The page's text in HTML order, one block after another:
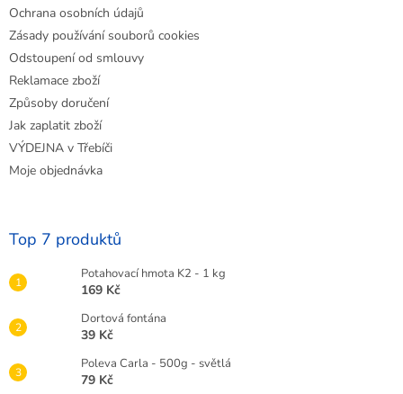
Ochrana osobních údajů
Zásady používání souborů cookies
Odstoupení od smlouvy
Reklamace zboží
Způsoby doručení
Jak zaplatit zboží
VÝDEJNA v Třebíči
Moje objednávka
Top 7 produktů
Potahovací hmota K2 - 1 kg
169 Kč
Dortová fontána
39 Kč
Poleva Carla - 500g - světlá
79 Kč